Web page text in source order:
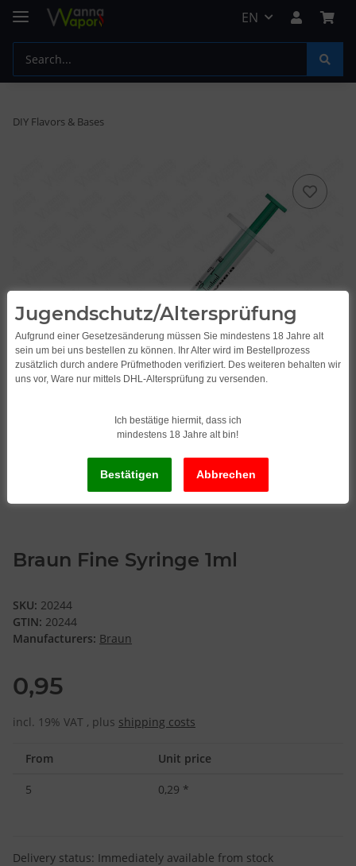
EN
DIY Flavors & Bases
Braun Fine Syringe 1ml
SKU: 20244
GTIN: 20244
Manufacturers: Braun
0,95
incl. 19% VAT , plus shipping costs
From Unit price
5 0,29 *
Delivery status: Immediately available from stock
Jugendschutz/Altersprüfung
Aufgrund einer Gesetzesänderung müssen Sie mindestens 18 Jahre alt
sein um bei uns bestellen zu können. Ihr Alter wird im Bestellprozess
zusätzlich durch andere Prüfmethoden verifiziert. Des weiteren behalten wir
uns vor, Ware nur mittels DHL-Altersprüfung zu versenden.
Ich bestätige hiermit, dass ich
mindestens 18 Jahre alt bin!